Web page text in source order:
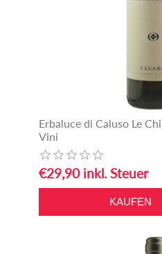
Erbaluce di Caluso Le
Vini
€29,90 inkl. Steuer